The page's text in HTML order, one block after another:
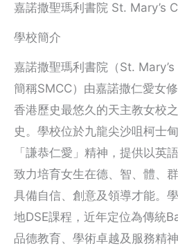
嘉諾撒聖瑪利書院 St. Mary’s
學校簡介
嘉諾撒聖瑪利書院（St.
簡稱SMCC）由嘉諾撒仁愛女
香港歷史最悠久的天主教女校
史。學校位於九龍尖沙咀柯士
「謙恭仁愛」精神，提供以英
致力培育女生在德、智、體、
具備自信、創意及領導才能。
地DSE課程，近年定位為傳統
品德教育、學術卓越及服務精神